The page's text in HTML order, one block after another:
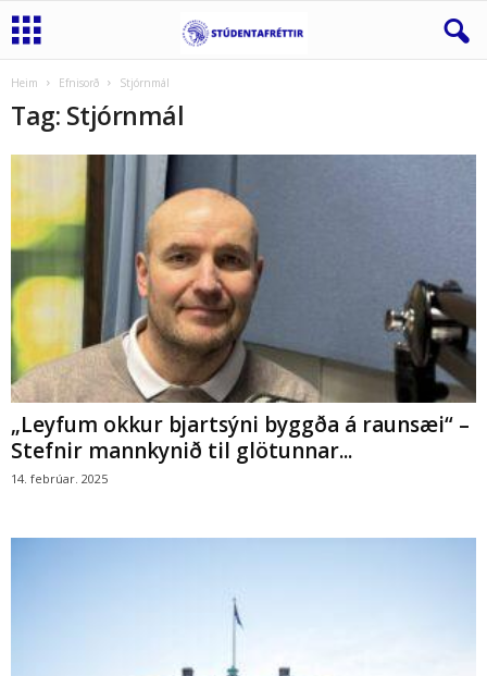
Heim Efnisorð Stjórnmál
Tag: Stjórnmál
„Leyfum okkur bjartsýni byggða á raunsæi“ –
Stefnir mannkynið til glötunnar...
14. febrúar. 2025